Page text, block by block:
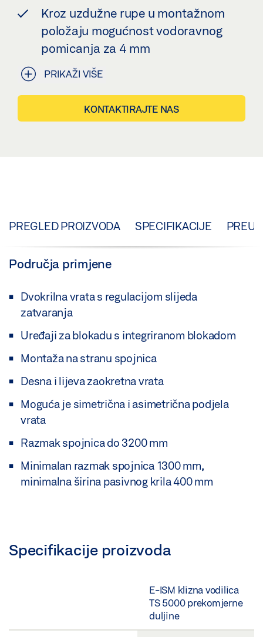
Kroz uzdužne rupe u montažnom
položaju mogućnost vodoravnog
pomicanja za 4 mm
PRIKAŽI VIŠE
KONTAKTIRAJTE NAS
PREGLED PROIZVODA SPECIFIKACIJE
Područja primjene
Dvokrilna vrata s regulacijom slijeda
zatvaranja
Uređaji za blokadu s integriranom blokadom
Montaža na stranu spojnica
Desna i lijeva zaokretna vrata
Moguća je simetrična i asimetrična podjela
vrata
Razmak spojnica do 3200 mm
Minimalan razmak spojnica 1300 mm,
minimalna širina pasivnog krila 400 mm
Specifikacije proizvoda
E-ISM klizna vodilica
TS 5000 prekomjerne
duljine